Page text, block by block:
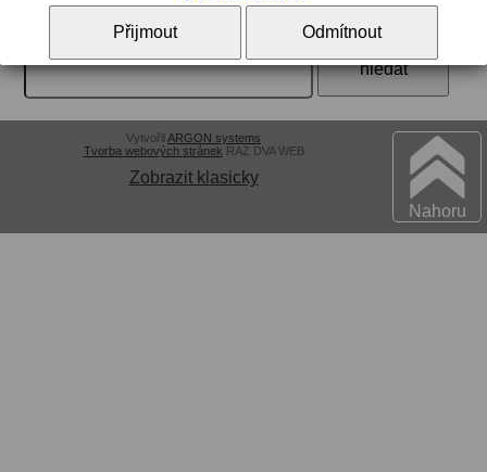
Vyhledávání:
Nahoru
VytvořilARGON systems
Tvorba webových stránek RAZ DVA WEB
Zobrazit klasicky
Přijmout Odmítnout